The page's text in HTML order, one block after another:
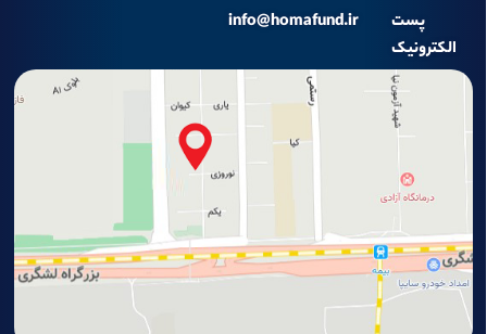
پست
الکترونیک
info@homafund.ir